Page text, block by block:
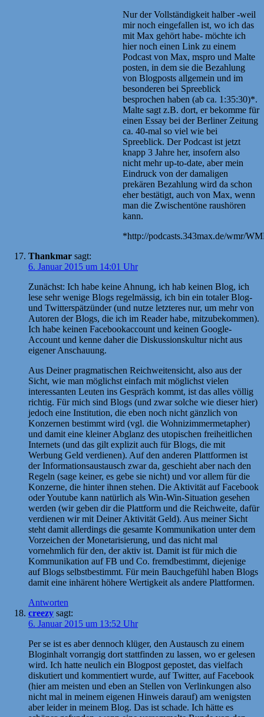
Nur der Vollständigkeit halber -weil
mir noch eingefallen ist, wo ich das
mit Max gehört habe- möchte ich
hier noch einen Link zu einem
Podcast von Max, mspro und Malte
posten, in dem sie die Bezahlung
von Blogposts allgemein und im
besonderen bei Spreeblick
besprochen haben (ab ca. 1:35:30)*.
Malte sagt z.B. dort, er bekomme für
einen Essay bei der Berliner Zeitung
ca. 40-mal so viel wie bei
Spreeblick. Der Podcast ist jetzt
knapp 3 Jahre her, insofern also
nicht mehr up-to-date, aber mein
Eindruck von der damaligen
prekären Bezahlung wird da schon
eher bestätigt, auch von Max, wenn
man die Zwischentöne raushören
kann.
*http://podcasts.343max.de/wmr/
Thankmar sagt:
6. Januar 2015 um 14:01 Uhr
Zunächst: Ich habe keine Ahnung, ich hab keinen Blog, ich
lese sehr wenige Blogs regelmässig, ich bin ein totaler Blog-
und Twitterspätzünder (und nutze letzteres nur, um mehr von
Autoren der Blogs, die ich im Reader habe, mitzubekommen).
Ich habe keinen Facebookaccount und keinen Google-
Account und kenne daher die Diskussionskultur nicht aus
eigener Anschauung.
Aus Deiner pragmatischen Reichweitensicht, also aus der
Sicht, wie man möglichst einfach mit möglichst vielen
interessanten Leuten ins Gespräch kommt, ist das alles völlig
richtig. Für mich sind Blogs (und zwar solche wie dieser hier)
jedoch eine Institution, die eben noch nicht gänzlich von
Konzernen bestimmt wird (vgl. die Wohnizimmermetapher)
und damit eine kleiner Abglanz des utopischen freiheitlichen
Internets (und das gilt explizit auch für Blogs, die mit
Werbung Geld verdienen). Auf den anderen Plattformen ist
der Informationsaustausch zwar da, geschieht aber nach den
Regeln (sage keiner, es gebe sie nicht) und vor allem für die
Konzerne, die hinter ihnen stehen. Die Aktivität auf Facebook
oder Youtube kann natürlich als Win-Win-Situation gesehen
werden (wir geben dir die Plattform und die Reichweite, dafür
verdienen wir mit Deiner Aktivität Geld). Aus meiner Sicht
steht damit allerdings die gesamte Kommunikation unter dem
Vorzeichen der Monetarisierung, und das nicht mal
vornehmlich für den, der aktiv ist. Damit ist für mich die
Kommunikation auf FB und Co. fremdbestimmt, diejenige
auf Blogs selbstbestimmt. Für mein Bauchgefühl haben Blogs
damit eine inhärent höhere Wertigkeit als andere Plattformen.
Antworten
creezy sagt:
6. Januar 2015 um 13:52 Uhr
Per se ist es aber dennoch klüger, den Austausch zu einem
Bloginhalt vorrangig dort stattfinden zu lassen, wo er gelesen
wird. Ich hatte neulich ein Blogpost gepostet, das vielfach
diskutiert und kommentiert wurde, auf Twitter, auf Facebook
(hier am meisten und eben an Stellen von Verlinkungen also
nicht mal in meinem eigenen Hinweis darauf) am wenigsten
aber leider in meinem Blog. Das ist schade. Ich hätte es